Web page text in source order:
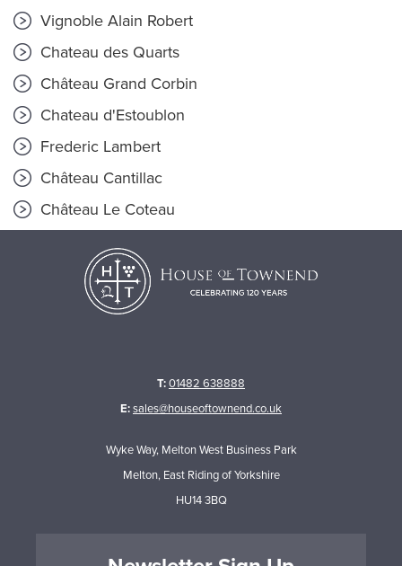
Vignoble Alain Robert
Chateau des Quarts
Château Grand Corbin
Chateau d'Estoublon
Frederic Lambert
Château Cantillac
Château Le Coteau
T:01482 638888
E:sales@houseoftownend.co.uk
Wyke Way, Melton West Business Park
Melton, East Riding of Yorkshire
HU14 3BQ